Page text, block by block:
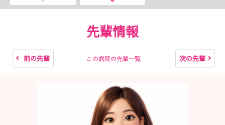
から希望の科が選択できます！
🚩 9：00～15：30💁‍♀️ˎˊ˗
2026年3月11日（水）
2026年3月18日（水）
2026年4月22日（水）
先輩情報
前の先輩 この病院の先輩一覧 次の先輩